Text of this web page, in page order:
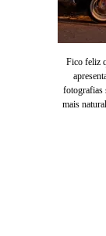
Fico feliz
fotografias
mais